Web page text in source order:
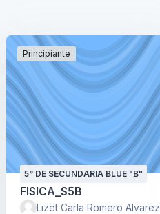
Principiante
5° DE SECUNDARIA BLUE "B"
FISICA_S5B
Lizet Carla Romero Alvarez